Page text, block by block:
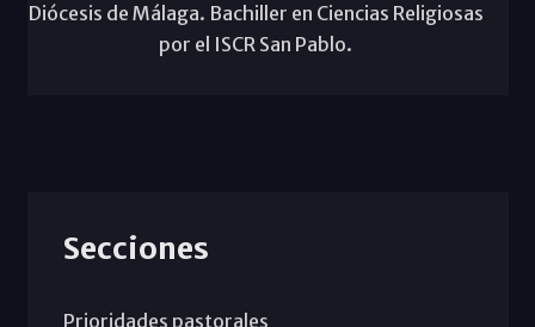
Diócesis de Málaga. Bachiller en Ciencias Religiosas
por el ISCR San Pablo.
Secciones
Prioridades pastorales